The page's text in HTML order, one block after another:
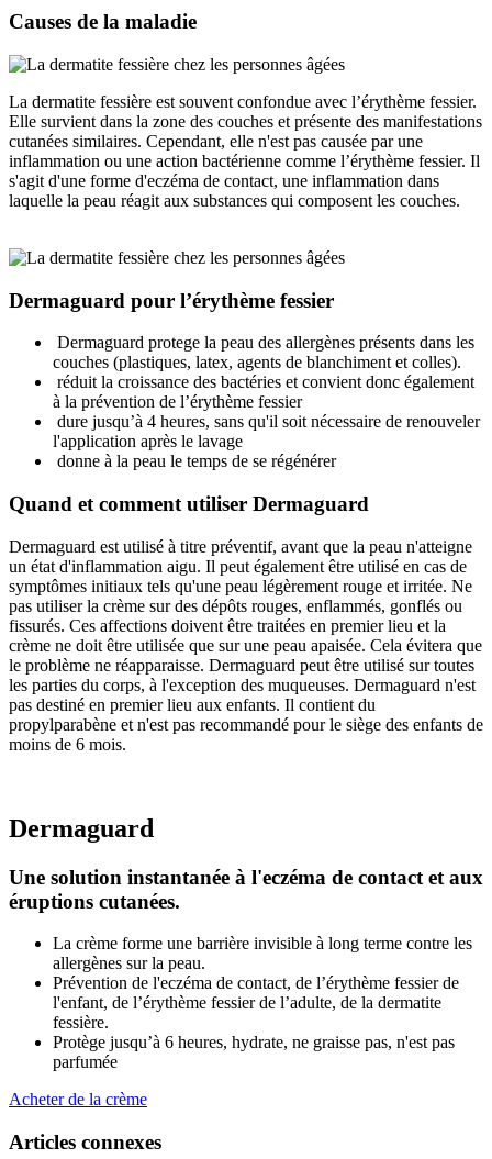
Causes de la maladie
La dermatite fessière est souvent confondue avec l’érythème fessier.
Elle survient dans la zone des couches et présente des manifestations
cutanées similaires. Cependant, elle n'est pas causée par une
inflammation ou une action bactérienne comme l’érythème fessier. Il
s'agit d'une forme d'eczéma de contact, une inflammation dans
laquelle la peau réagit aux substances qui composent les couches.
Dermaguard pour l’érythème fessier
Dermaguard protege la peau des allergènes présents dans les
couches (plastiques, latex, agents de blanchiment et colles).
réduit la croissance des bactéries et convient donc également
à la prévention de l’érythème fessier
dure jusqu’à 4 heures, sans qu'il soit nécessaire de renouveler
l'application après le lavage
donne à la peau le temps de se régénérer
Quand et comment utiliser Dermaguard
Dermaguard est utilisé à titre préventif, avant que la peau n'atteigne
un état d'inflammation aigu. Il peut également être utilisé en cas de
symptômes initiaux tels qu'une peau légèrement rouge et irritée. Ne
pas utiliser la crème sur des dépôts rouges, enflammés, gonflés ou
fissurés. Ces affections doivent être traitées en premier lieu et la
crème ne doit être utilisée que sur une peau apaisée. Cela évitera que
le problème ne réapparaisse. Dermaguard peut être utilisé sur toutes
les parties du corps, à l'exception des muqueuses. Dermaguard n'est
pas destiné en premier lieu aux enfants. Il contient du
propylparabène et n'est pas recommandé pour le siège des enfants de
moins de 6 mois.
Dermaguard
Une solution instantanée à l'eczéma de contact et aux
éruptions cutanées.
La crème forme une barrière invisible à long terme contre les
allergènes sur la peau.
Prévention de l'eczéma de contact, de l’érythème fessier de
l'enfant, de l’érythème fessier de l’adulte, de la dermatite
fessière.
Protège jusqu’à 6 heures, hydrate, ne graisse pas, n'est pas
parfumée
Acheter de la crème
Articles connexes